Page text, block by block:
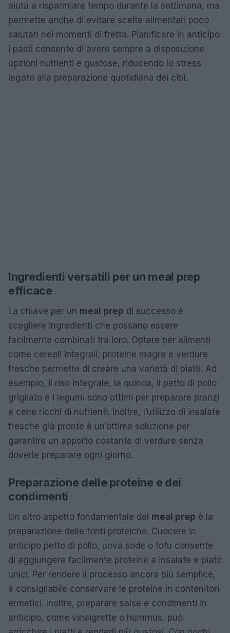
aiuta a risparmiare tempo durante la settimana, ma
permette anche di evitare scelte alimentari poco
salutari nei momenti di fretta. Pianificare in anticipo
i pasti consente di avere sempre a disposizione
opzioni nutrienti e gustose, riducendo lo stress
legato alla preparazione quotidiana dei cibi.
Ingredienti versatili per un meal prep
efficace
La chiave per un meal prep di successo è
scegliere ingredienti che possano essere
facilmente combinati tra loro. Optare per alimenti
come cereali integrali, proteine magre e verdure
fresche permette di creare una varietà di piatti. Ad
esempio, il riso integrale, la quinoa, il petto di pollo
grigliato e i legumi sono ottimi per preparare pranzi
e cene ricchi di nutrienti. Inoltre, l’utilizzo di insalate
fresche già pronte è un’ottima soluzione per
garantire un apporto costante di verdure senza
doverle preparare ogni giorno.
Preparazione delle proteine e dei
condimenti
Un altro aspetto fondamentale del meal prep è la
preparazione delle fonti proteiche. Cuocere in
anticipo petto di pollo, uova sode o tofu consente
di aggiungere facilmente proteine a insalate e piatti
unici. Per rendere il processo ancora più semplice,
è consigliabile conservare le proteine in contenitori
ermetici. Inoltre, preparare salse e condimenti in
anticipo, come vinaigrette o hummus, può